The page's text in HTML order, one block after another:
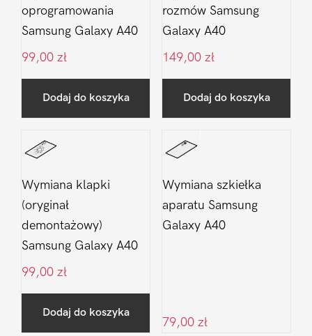
oprogramowania
Samsung Galaxy A40
99,00 zł
Dodaj do koszyka
rozmów Samsung
Galaxy A40
149,00 zł
Dodaj do koszyka
Wymiana klapki
(oryginał
demontażowy)
Samsung Galaxy A40
99,00 zł
Dodaj do koszyka
Wymiana szkiełka
aparatu Samsung
Galaxy A40
79,00 zł